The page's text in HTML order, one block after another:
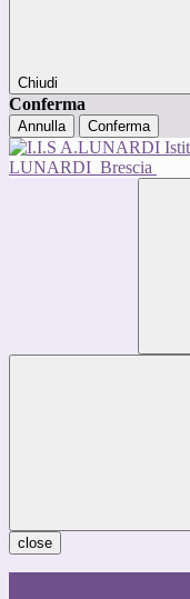
Chiudi
Conferma
Annulla Conferma
LUNARDI Brescia
close